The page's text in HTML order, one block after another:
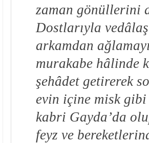
zaman gönüllerini
Dostlarıyla
arkamdan
murakabe hâlinde
şehâdet getirerek
evin içine misk gibi
kabri Gayda’da
feyz ve